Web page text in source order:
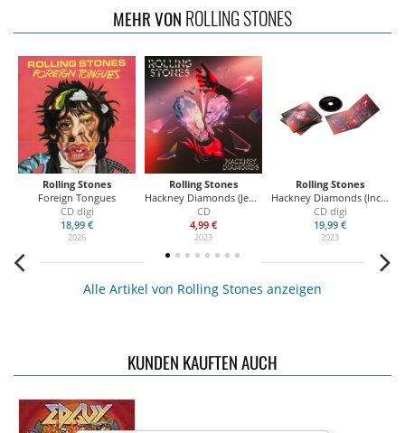
MEHR VON ROLLING STONES
Rolling Stones
Foreign Tongues
CD digi
18,99 €
2026
Rolling Stones
Hackney Diamonds (Jewel Case)
CD
4,99 €
2023
Rolling Stones
Hackney Diamonds (Incl. 16 page Booklet)
CD digi
19,99 €
2023
Alle Artikel von Rolling Stones anzeigen
KUNDEN KAUFTEN AUCH